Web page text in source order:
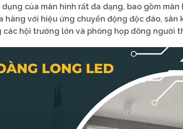
dụng của màn hình rất đa dạng, bao gồm
hàng với hiệu ứng chuyển động độc đáo,
hội trường lớn và phòng họp đông người